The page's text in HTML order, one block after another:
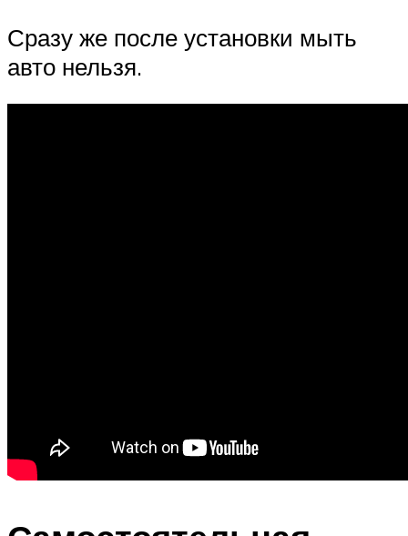
Сразу же после установки мыть
авто нельзя.